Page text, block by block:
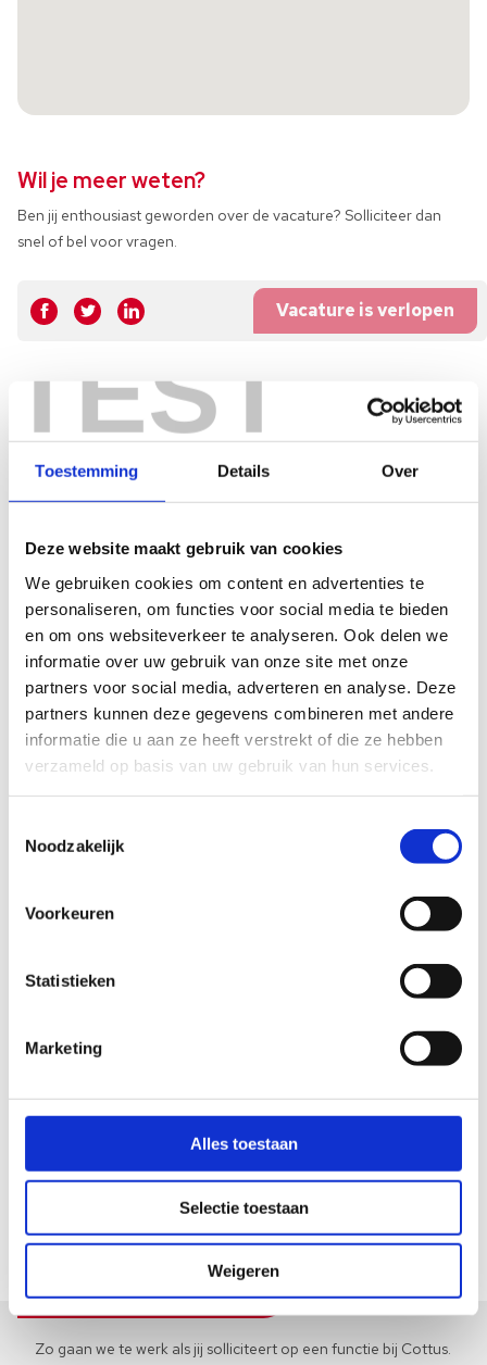
TEST
Toestemming Details Over
Deze website maakt gebruik van cookies
We gebruiken cookies om content en advertenties te
personaliseren, om functies voor social media te bieden
en om ons websiteverkeer te analyseren. Ook delen we
informatie over uw gebruik van onze site met onze
partners voor social media, adverteren en analyse. Deze
partners kunnen deze gegevens combineren met andere
informatie die u aan ze heeft verstrekt of die ze hebben
verzameld op basis van uw gebruik van hun services.
Noodzakelijk
Voorkeuren
Statistieken
Marketing
Alles toestaan
Selectie toestaan
Weigeren
Wil je meer weten?
Ben jij enthousiast geworden over de vacature? Solliciteer dan
snel of bel voor vragen.
Vacature is verlopen
Kunnen wij je helpen?
Liza
0612345678
a.gering@employmentgroup.nl
LinkedIn
WhatsApp
Het sollicitatieproces
Zo gaan we te werk als jij solliciteert op een functie bij Cottus.